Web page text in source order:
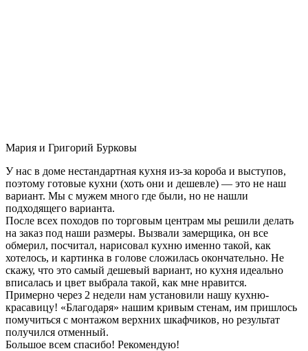
Мария и Григорий Бурковы
У нас в доме нестандартная кухня из-за короба и выступов,
поэтому готовые кухни (хоть они и дешевле) — это не наш
вариант. Мы с мужем много где были, но не нашли
подходящего варианта.
После всех походов по торговым центрам мы решили делать
на заказ под наши размеры. Вызвали замерщика, он все
обмерил, посчитал, нарисовал кухню именно такой, как
хотелось, и картинка в голове сложилась окончательно. Не
скажу, что это самый дешевый вариант, но кухня идеально
вписалась и цвет выбрала такой, как мне нравится.
Примерно через 2 недели нам установили нашу кухню-
красавицу! «Благодаря» нашим кривым стенам, им пришлось
помучиться с монтажом верхних шкафчиков, но результат
получился отменный.
Большое всем спасибо! Рекомендую!